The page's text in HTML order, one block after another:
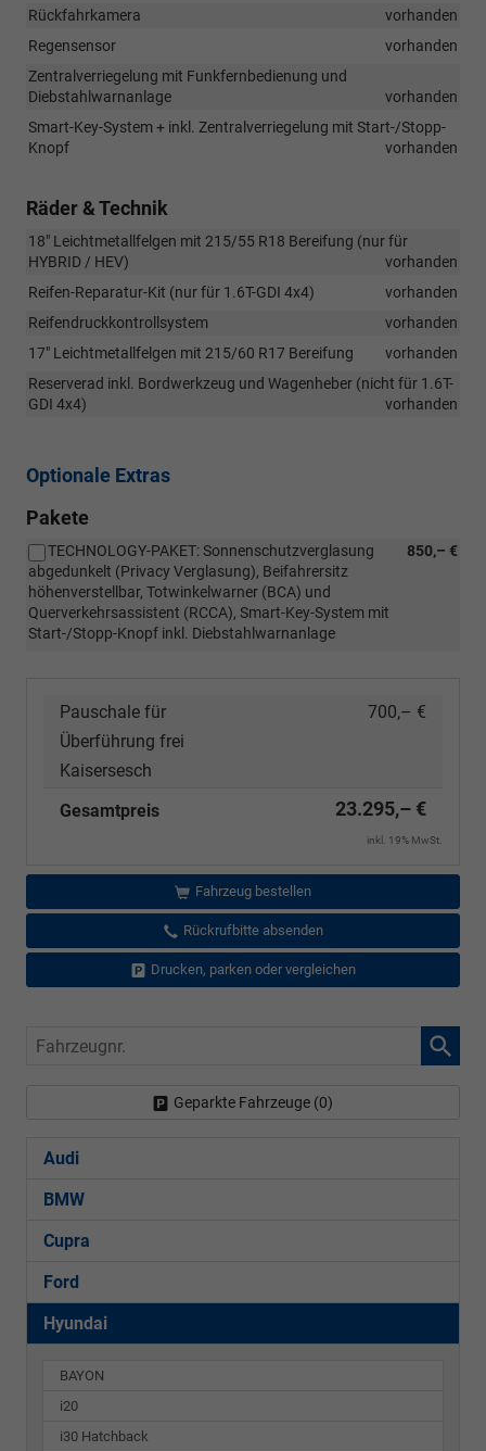
Rückfahrkamera
vorhanden
Regensensor
vorhanden
Zentralverriegelung mit Funkfernbedienung und
Diebstahlwarnanlage
vorhanden
Smart-Key-System + inkl. Zentralverriegelung mit Start-/Stopp-
Knopf
vorhanden
Räder & Technik
18" Leichtmetallfelgen mit 215/55 R18 Bereifung (nur für
HYBRID / HEV)
vorhanden
Reifen-Reparatur-Kit (nur für 1.6T-GDI 4x4)
vorhanden
Reifendruckkontrollsystem
vorhanden
17" Leichtmetallfelgen mit 215/60 R17 Bereifung
vorhanden
Reserverad inkl. Bordwerkzeug und Wagenheber (nicht für 1.6T-
GDI 4x4)
vorhanden
Optionale Extras
Pakete
850,– €
TECHNOLOGY-PAKET: Sonnenschutzverglasung
abgedunkelt (Privacy Verglasung), Beifahrersitz
höhenverstellbar, Totwinkelwarner (BCA) und
Querverkehrsassistent (RCCA), Smart-Key-System mit
Start-/Stopp-Knopf inkl. Diebstahlwarnanlage
Pauschale für
Überführung frei
Kaisersesch
700,– €
Gesamtpreis 23.295,– €
inkl. 19% MwSt.
Fahrzeug bestellen
Rückrufbitte absenden
Drucken, parken oder vergleichen
Fahrzeugnr.
Geparkte Fahrzeuge (0)
Audi
BMW
Cupra
Ford
Hyundai
BAYON
i20
i30 Hatchback